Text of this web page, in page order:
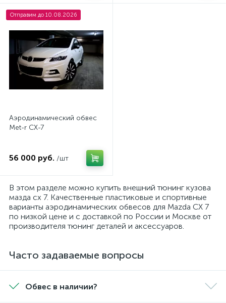
Отправим до 10.08.2026
Аэродинамический обвес
Met-r CX-7
56 000 руб. /шт
В этом разделе можно купить внешний тюнинг кузова
мазда сх 7. Качественные пластиковые и спортивные
варианты аэродинамических обвесов для Mazda CX 7
по низкой цене и с доставкой по России и Москве от
производителя тюнинг деталей и аксессуаров.
Часто задаваемые вопросы
Обвес в наличии?